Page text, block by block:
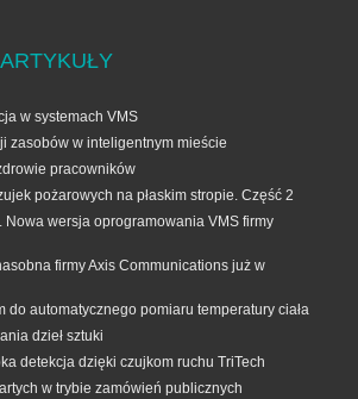
w systemach VMS
zasobów w inteligentnym mieście
pracowników
pożarowych na płaskim stropie. Część 2
Nowa wersja oprogramowania VMS firmy
firmy Axis Communications już w
do automatycznego pomiaru temperatury ciała
dzieł sztuki
detekcja dzięki czujkom ruchu TriTech
w trybie zamówień publicznych